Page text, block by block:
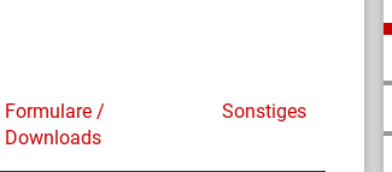
Formulare /
Downloads
Sonstiges